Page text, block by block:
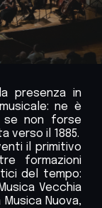
presenza in
ne è
se non forse
verso il 1885.
il primitivo
formazioni
del tempo:
Vecchia
Nuova,